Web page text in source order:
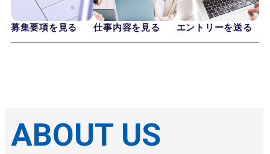
募集要項を見る 仕事内容を見る エントリーを送る
ABOUT US